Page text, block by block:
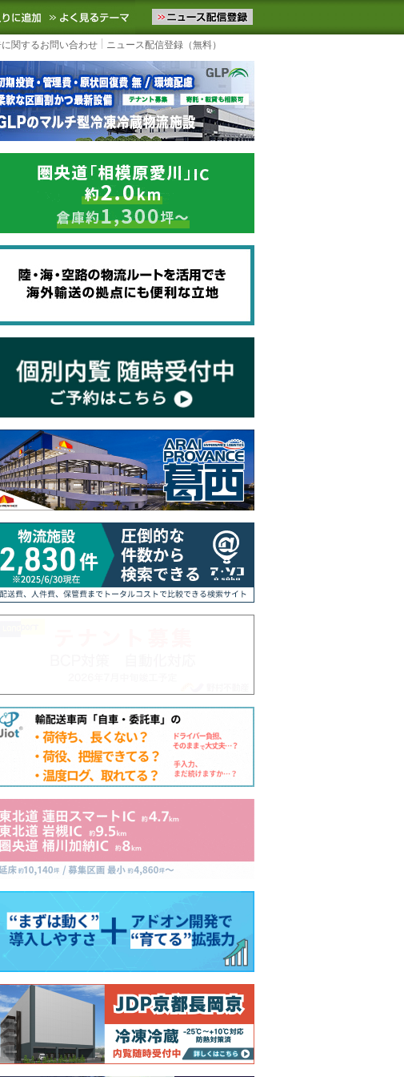
物流ニュースをお届けします。物流ニュースメール配信を登録す
お気に入りに追加 よく見るテーマ
関するお問い合わせ ニュース配信登録（無料）